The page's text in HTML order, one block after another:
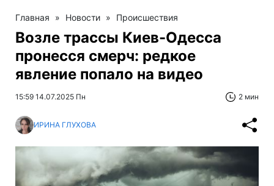
Главная » Новости » Происшествия
Возле трассы Киев-Одесса
пронесся смерч: редкое
явление попало на видео
15:59 14.07.2025 Пн 2 мин
ИРИНА ГЛУХОВА